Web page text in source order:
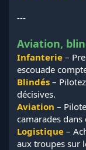
u
s
o
n
---
Aviation,
Infanterie –
escouade
Blindés –
décisives.
Aviation –
camarades
Logistique –
aux troupes sur